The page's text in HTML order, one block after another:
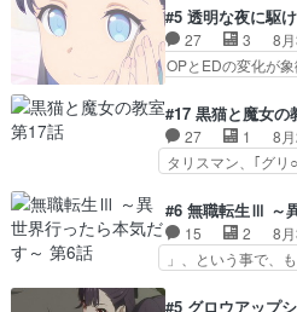
ナとミミも可愛
も家族や大切な人
着みたいなもんな
はり出オチ感が
さんが佐々木さ
さん、腕フェチ
ガラケーからス
ゃわない？佐々木
り2人のやり取り
話佐々木が実年齢
#5 透明な夜に駆
27 3
8
OPとEDの変化
か、こんな風に見
両片思いになり
は描かず白く靄
い完全な盲目な
も描かれていて良
上バスでの会話
ジョンから主人公
#17 黒猫と魔女の
27 1
8
タリスマン、｢グ
ホントスピカが大
ンシャルのアリア
リアは能力は最
と直接競う場が
#6 無職転生Ⅲ ～
15 2
8
」、という事で
関係の清算が粛
#5 グロウアップ